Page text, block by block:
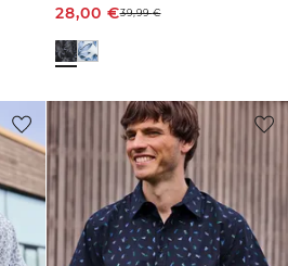
28,00 €39,99€